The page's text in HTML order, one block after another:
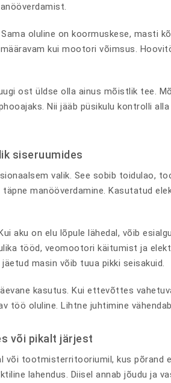
oluline on koormuskese, masti
kui mootori võimsus.
ost üldse olla ainus mõistlik tee.
Nii jääb püsikulu kontrolli
siseruumides
valik. See sobib toidulao,
manööverdamine. Kasutatud
aku on elu lõpule lähedal, võib
tööd, veomootori käitumist ja
masin võib tuua pikki seisakuid.
kasutus. Kui ettevõttes
töö oluline. Lihtne juhtimine
või pikalt järjest
tootmisterritooriumil, kus põrand
lahendus. Diisel annab jõudu ja